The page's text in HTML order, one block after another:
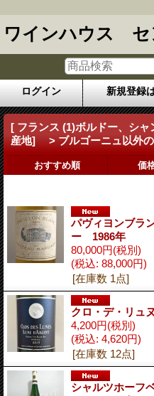
ワインハウス セ
ログイン 新規登録
[ フランス (1)ボルドー、シ
産地] > ブルゴーニュ以外
おすすめ順 価
パヴィヨンブラ
ー 1986年
80,000円(税別)
(税込: 88,000円)
[在庫数 1点]
クロ・デ・リュ
4,200円(税別)
(税込: 4,620円)
[在庫数 12点]
シャルツホーフ